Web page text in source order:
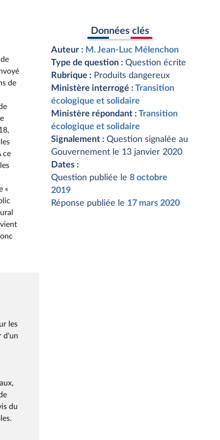
de
ce
«
les
d'un
du
Données clés
Auteur : M. Jean-Luc Mélenchon
Type de question : Question écrite
Rubrique : Produits dangereux
Ministère interrogé : Transition
écologique et solidaire
Ministère répondant : Transition
écologique et solidaire
Signalement : Question signalée au
Gouvernement le 13 janvier 2020
Dates :
Question publiée le 8 octobre
2019
Réponse publiée le 17 mars 2020